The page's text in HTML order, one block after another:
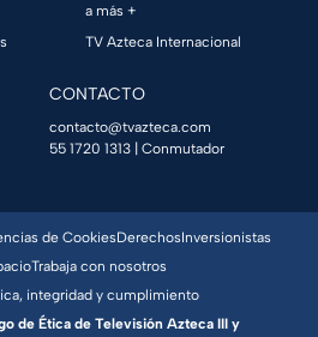
a más +
TV Azteca Internacional
CONTACTO
contacto@tvazteca.com
55 1720 1313 | Conmutador
de CookiesDerechosInversionistas
Trabaja con nosotros
integridad y cumplimiento
de Ética de Televisión Azteca III y